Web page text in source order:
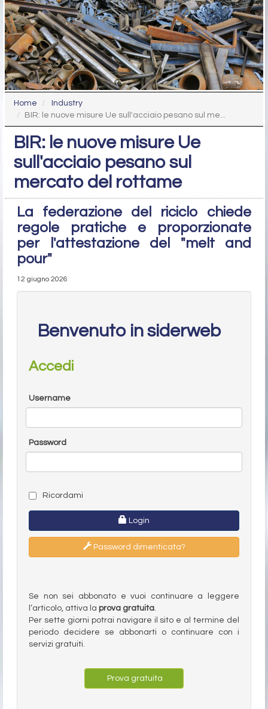
Home
Industry
BIR: le nuove misure Ue sull'acciaio pesano sul me...
BIR: le nuove misure Ue
sull'acciaio pesano sul
mercato del rottame
La federazione del riciclo chiede
regole pratiche e proporzionate
per l'attestazione del "melt and
pour"
12 giugno 2026
Benvenuto in siderweb
Accedi
Username
Password
Ricordami
Login
Password dimenticata?
Se non sei abbonato e vuoi continuare a leggere
l’articolo, attiva la prova gratuita.
Per sette giorni potrai navigare il sito e al termine del
periodo decidere se abbonarti o continuare con i
servizi gratuiti.
Prova gratuita